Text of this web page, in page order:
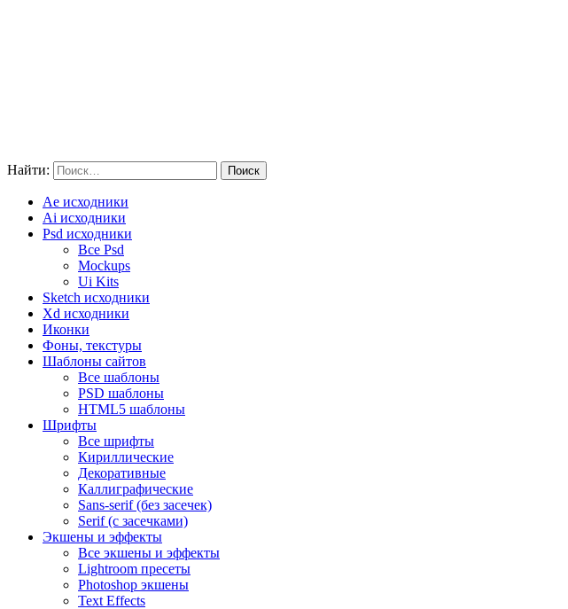
Найти:
Ae исходники
Ai исходники
Psd исходники
Все Psd
Mockups
Ui Kits
Sketch исходники
Xd исходники
Иконки
Фоны, текстуры
Шаблоны сайтов
Все шаблоны
PSD шаблоны
HTML5 шаблоны
Шрифты
Все шрифты
Кириллические
Декоративные
Каллиграфические
Sans-serif (без засечек)
Serif (с засечками)
Экшены и эффекты
Все экшены и эффекты
Lightroom пресеты
Photoshop экшены
Text Effects